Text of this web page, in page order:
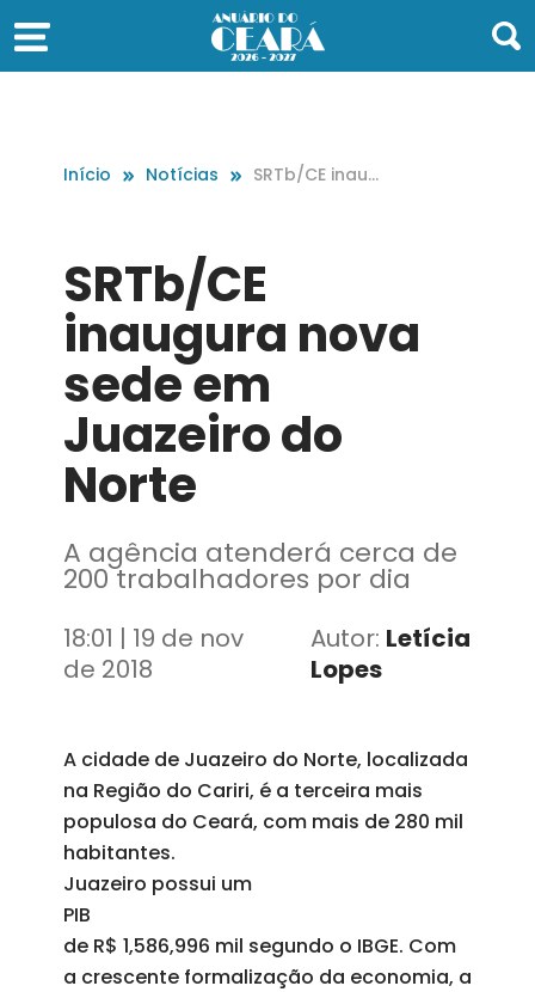
Início Notícias
SRTb/CE inaug
SRTb/CE
inaugura nova
sede em
Juazeiro do
Norte
A agência atenderá cerca de
200 trabalhadores por dia
18:01 | 19 de nov
de 2018
Autor: Letícia
Lopes
A cidade de Juazeiro do Norte, localizada
na Região do Cariri, é a terceira mais
populosa do Ceará, com mais de 280 mil
habitantes.
Juazeiro possui um
PIB
de R$ 1,586,996 mil segundo o IBGE. Com
a crescente formalização da economia, a